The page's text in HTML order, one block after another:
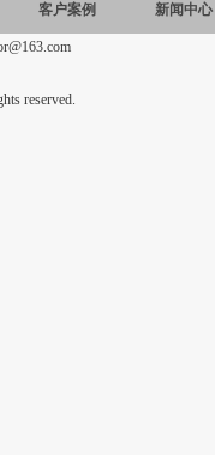
客户案例 新闻中心
reserved.